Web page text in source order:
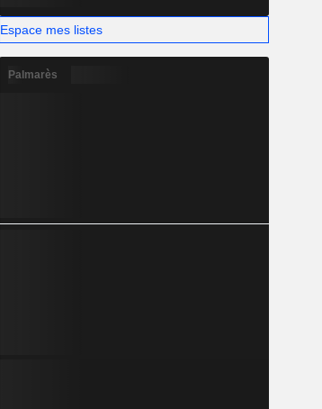
Espace mes listes
Palmarès